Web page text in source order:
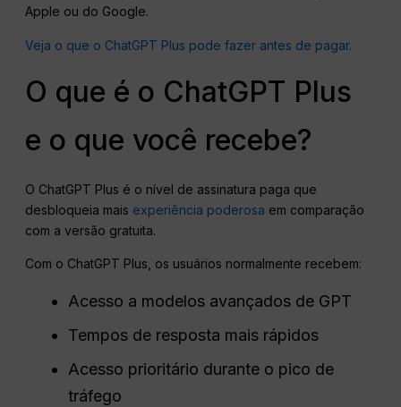
Apple ou do Google.
Veja o que o ChatGPT Plus pode fazer antes de pagar.
O que é o ChatGPT Plus
e o que você recebe?
O ChatGPT Plus é o nível de assinatura paga que
desbloqueia mais experiência poderosa em comparação
com a versão gratuita.
Com o ChatGPT Plus, os usuários normalmente recebem:
Acesso a modelos avançados de GPT
Tempos de resposta mais rápidos
Acesso prioritário durante o pico de
tráfego